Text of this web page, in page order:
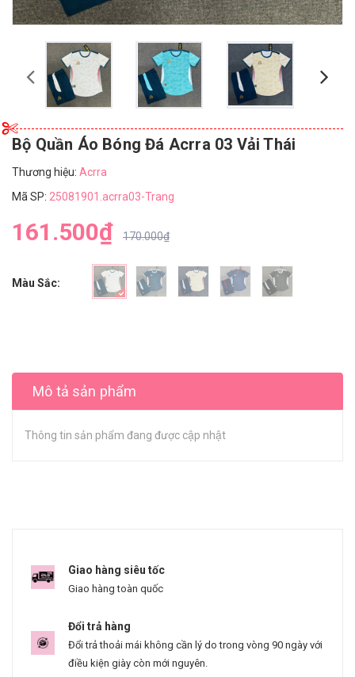
Bộ Quần Áo Bóng Đá Acrra 03 Vải Thái
Thương hiệu: Acrra
Mã SP: 25081901.acrra03-Trang
161.500₫ 170.000₫
Màu Sắc:
Mô tả sản phẩm
Thông tin sản phẩm đang được cập nhật
Giao hàng siêu tốc
Giao hàng toàn quốc
Đổi trả hàng
Đổi trả thoải mái không cần lý do trong vòng 90 ngày với
điều kiện giày còn mới nguyên.